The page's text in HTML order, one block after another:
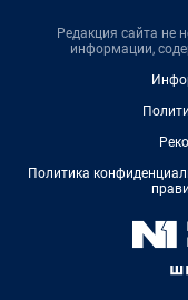
Редакция сайта не
информации,
Политика